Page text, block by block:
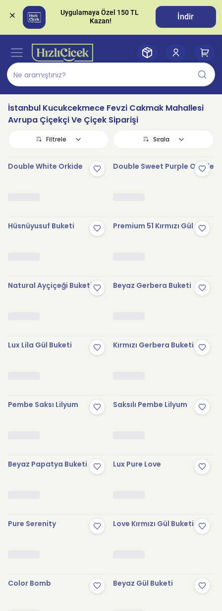
Uygulamaya Özel 150 TL
İndir
İstanbul Kucukcekmece Fevzi Cakmak Mahallesi
Avrupa Çiçekçi Ve Çiçek Siparişi
Filtrele Sırala
Double White Orkide Double Sweet Purple Orkide
Hüsnüyusuf Buketi Premium 51 Kırmızı Gül
Natural Ayçiçeği Buketi Beyaz Gerbera Buketi
Lux Lila Gül Buketi Kırmızı Gerbera Buketi
Pembe Saksı Lilyum Saksılı Pembe Lilyum
Beyaz Papatya Buketi Lux Pure Love
Pure Serenity Love Kırmızı Gül Buketi
Color Bomb Beyaz Gül Buketi